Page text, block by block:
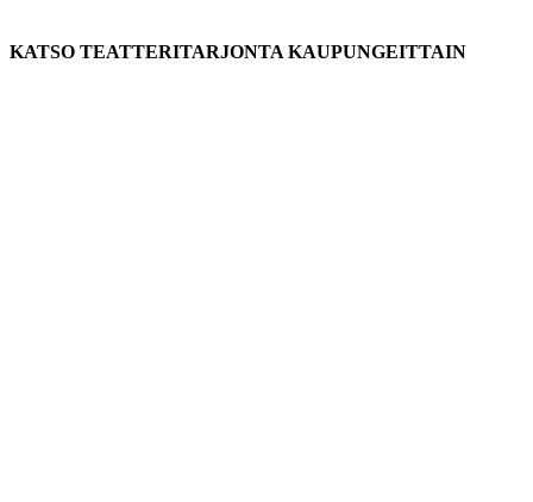
KATSO TEATTERITARJONTA KAUPUNGEITTAIN